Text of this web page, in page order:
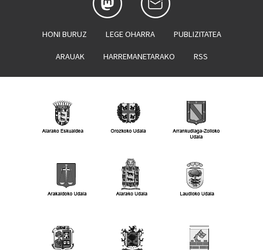
HONI BURUZ LEGE OHARRA PUBLIZITATEA
ARAUAK HARREMANETARAKO RSS